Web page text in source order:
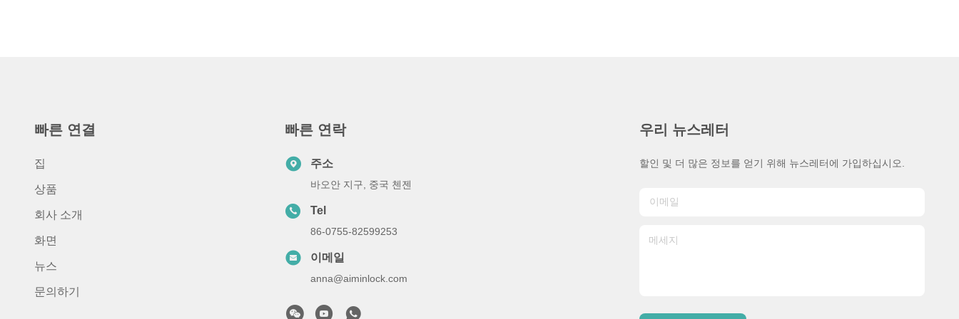
빠른 연결
집
상품
회사 소개
화면
뉴스
문의하기
빠른 연락
주소
바오안 지구, 중국 첸젠
Tel
86-0755-82599253
이메일
anna@aiminlock.com
우리 뉴스레터
할인 및 더 많은 정보를 얻기 위해 뉴스레터에 가입하십시오.